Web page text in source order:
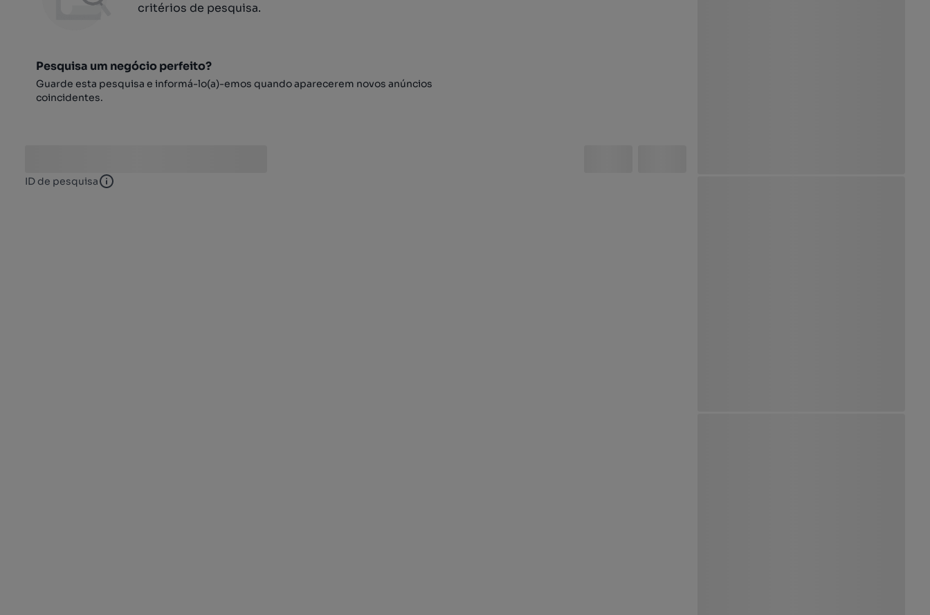
critérios de pesquisa.
Pesquisa um negócio perfeito?
Guarde esta pesquisa e informá-lo(a)-emos quando aparecerem novos anúncios
coincidentes.
ID de pesquisa ID de pesquisa